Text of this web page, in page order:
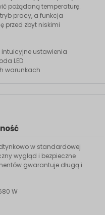
pożądaną temperaturę.
pracy, a funkcja
przed zbyt niskimi
intuicyjne ustawienia
LED
warunkach
w standardowej
wygląd i bezpieczne
gwarantuje długą i
W